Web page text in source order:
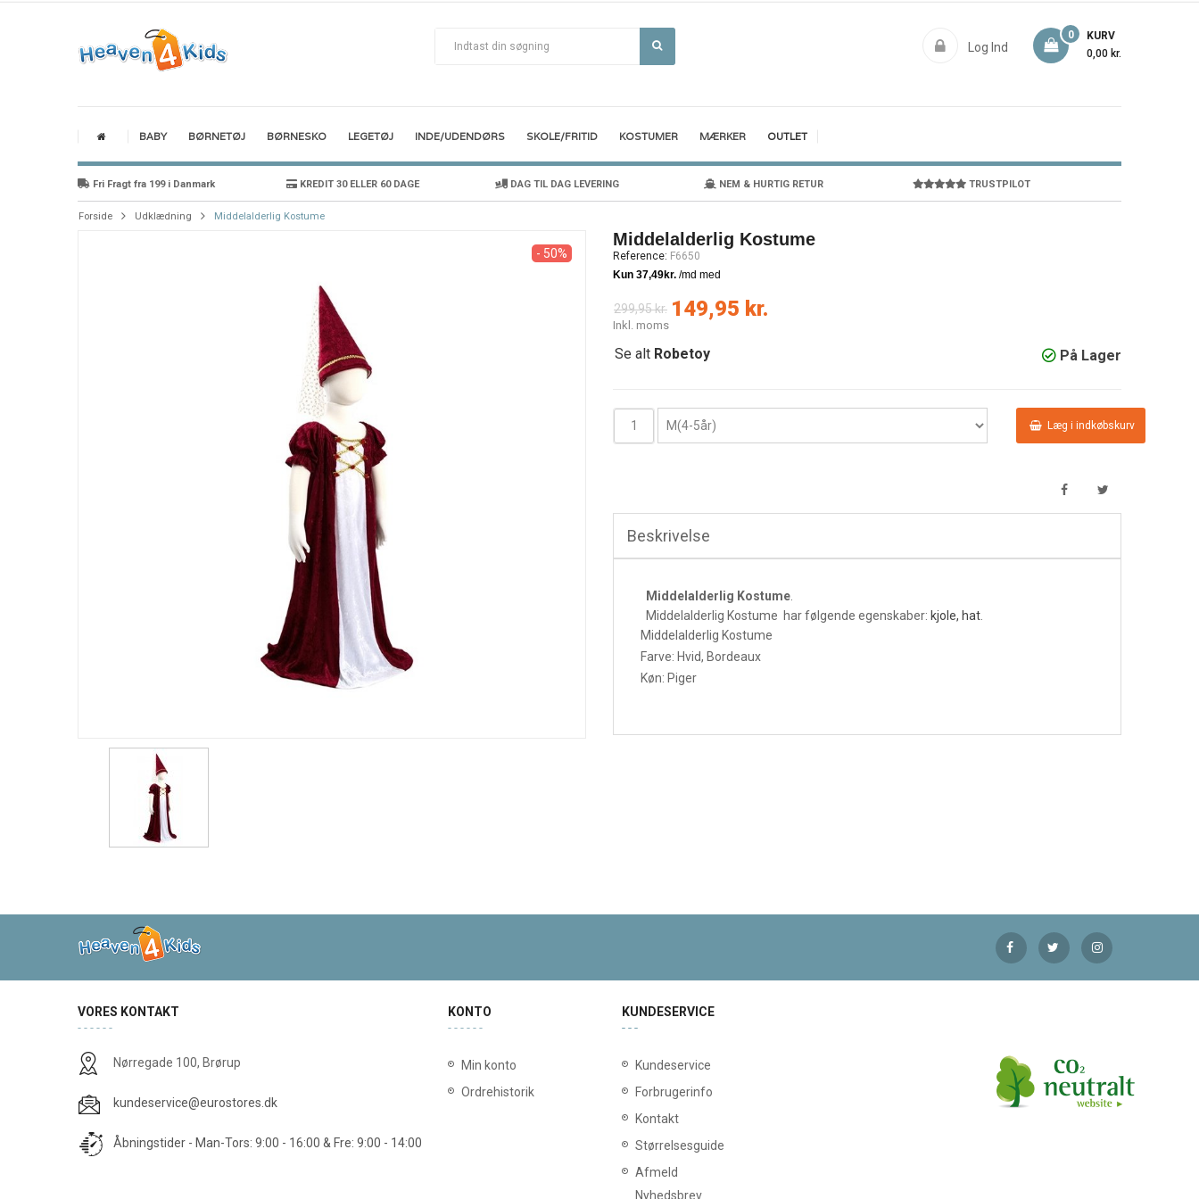
Log Ind
KURV
0
0,00 kr.
BABY BØRNETØJ BØRNESKO LEGETØJ INDE/UDENDØRS SKOLE/FRITID KOSTUMER MÆRKER OUTLET
Fri Fragt fra 199 i Danmark KREDIT 30 ELLER 60 DAGE DAG TIL DAG LEVERING NEM & HURTIG RETUR TRUSTPILOT
Forside Udklædning Middelalderlig Kostume
- 50%
Middelalderlig Kostume
Reference: F6650
299,95 kr. 149,95 kr.
Inkl. moms
Se alt Robetoy På Lager
Læg i indkøbskurv
Beskrivelse
Middelalderlig Kostume
Middelalderlig Kostume har følgende egenskaber: kjole, hat
Middelalderlig Kostume
Farve: Hvid, Bordeaux
Køn: Piger
VORES KONTAKT
Nørregade 100, Brørup
kundeservice@eurostores.dk
Åbningstider - Man-Tors: 9:00 - 16:00 & Fre: 9:00 - 14:00
KONTO
Min konto
Ordrehistorik
KUNDESERVICE
Kundeservice
Forbrugerinfo
Kontakt
Størrelsesguide
Afmeld
Nyhedsbrev